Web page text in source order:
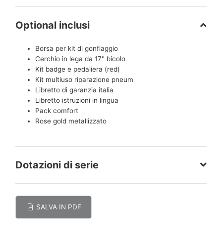
Optional inclusi
Borsa per kit di gonfiaggio
Cerchio in lega da 17'' bicolo
Kit badge e pedaliera (red)
Kit multiuso riparazione pneum
Libretto di garanzia italia
Libretto istruzioni in lingua
Pack comfort
Rose gold metallizzato
Dotazioni di serie
SALVA IN PDF